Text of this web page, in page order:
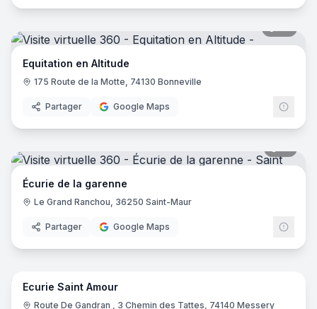
Equitation en Altitude
175 Route de la Motte, 74130 Bonneville
Partager Google Maps
Écurie de la garenne
Le Grand Ranchou, 36250 Saint-Maur
Partager Google Maps
9
Ecurie Saint Amour
Route De Gandran , 3 Chemin des Tattes, 74140 Messery